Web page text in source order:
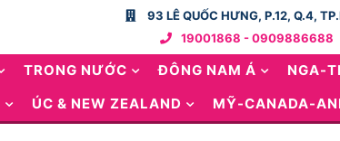
93 LÊ QUỐC HƯNG, P.12, Q.4,
19001868 - 0909886688
TRONG NƯỚC ĐÔNG NAM Á NGA-
ÚC & NEW ZEALAND MỸ-CANADA-